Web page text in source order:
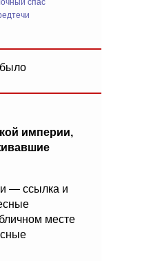
спас
было
империи,
— ссылка и
месте